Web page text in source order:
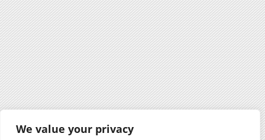
We value your privacy